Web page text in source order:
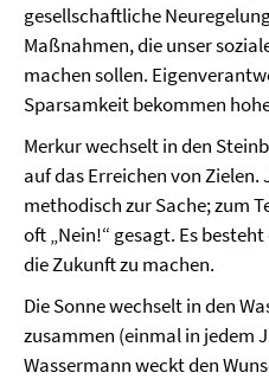
gesellschaftliche
Maßnahmen, die unser
machen sollen.
Sparsamkeit bekommen
Merkur wechselt in den
auf das Erreichen von
methodisch zur Sache; zum
oft „Nein!“ gesagt. Es
die Zukunft zu machen.
Die Sonne wechselt in den
zusammen (einmal in jedem
Wassermann weckt den